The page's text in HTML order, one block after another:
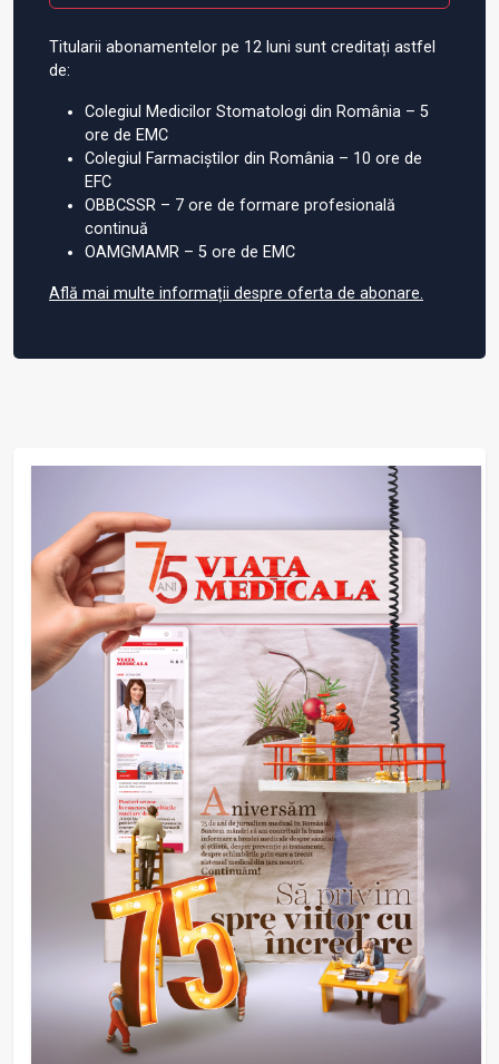
Titularii abonamentelor pe 12 luni sunt creditați astfel
de:
Colegiul Medicilor Stomatologi din România – 5
ore de EMC
Colegiul Farmaciștilor din România – 10 ore de
EFC
OBBCSSR – 7 ore de formare profesională
continuă
OAMGMAMR – 5 ore de EMC
Află mai multe informații despre oferta de abonare.